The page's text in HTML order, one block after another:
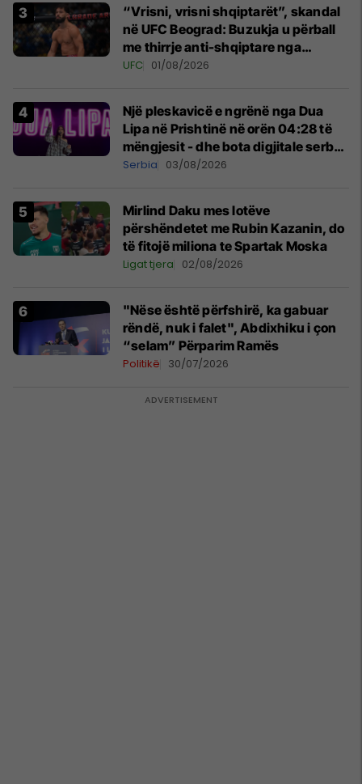
“Vrisni, vrisni shqiptarët”, skandal
në UFC Beograd: Buzukja u përball
me thirrje anti-shqiptare nga
tribunat
UFC 01/08/2026
Një pleskavicë e ngrënë nga Dua
Lipa në Prishtinë në orën 04:28 të
mëngjesit - dhe bota digjitale serbe
shpall gjendjen e luftës
Serbia 03/08/2026
Mirlind Daku mes lotëve
përshëndetet me Rubin Kazanin, do
të fitojë miliona te Spartak Moska
Ligat tjera 02/08/2026
"Nëse është përfshirë, ka gabuar
rëndë, nuk i falet", Abdixhiku i çon
“selam” Përparim Ramës
Politikë 30/07/2026